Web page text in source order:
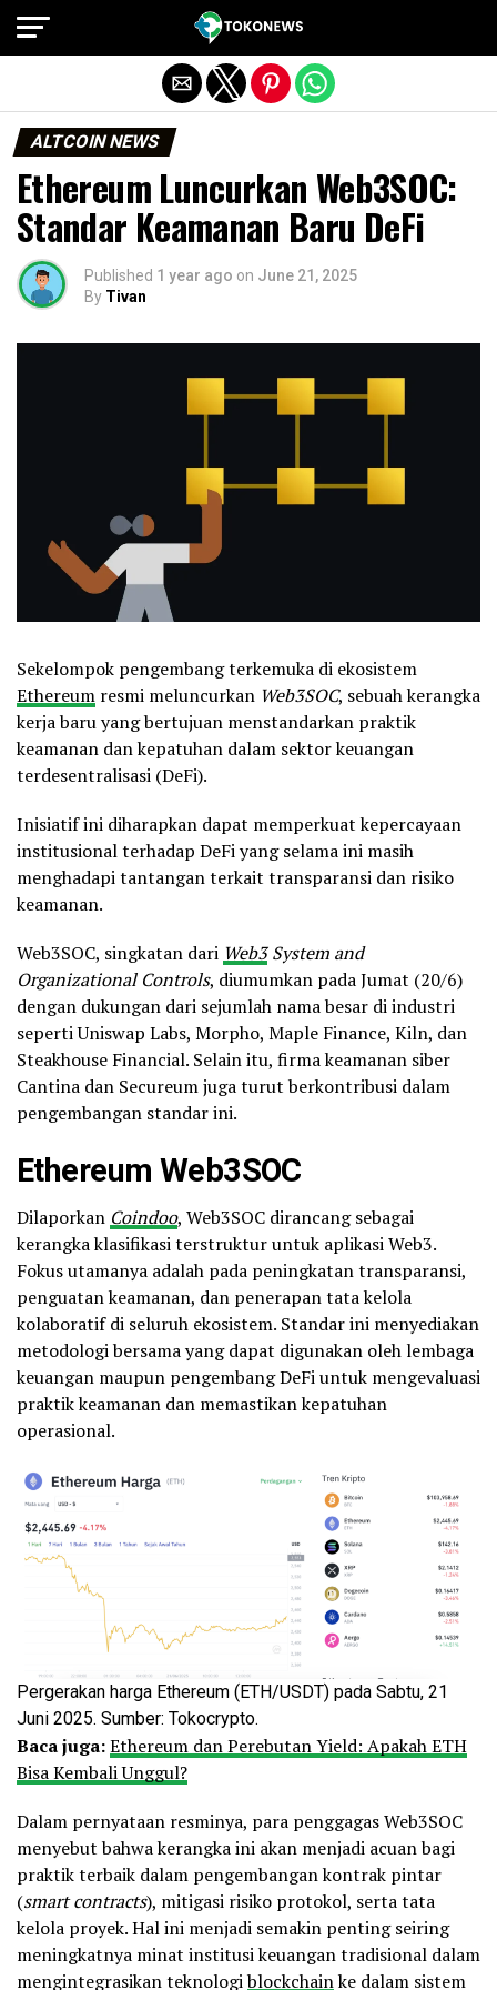
ALTCOIN NEWS
Ethereum Luncurkan Web3SOC:
Standar Keamanan Baru DeFi
Published 1 year ago on June 21, 2025
By Tivan
Sekelompok pengembang terkemuka di ekosistem
Ethereum resmi meluncurkan Web3SOC, sebuah kerangka
kerja baru yang bertujuan menstandarkan praktik
keamanan dan kepatuhan dalam sektor keuangan
terdesentralisasi (DeFi).
Inisiatif ini diharapkan dapat memperkuat kepercayaan
institusional terhadap DeFi yang selama ini masih
menghadapi tantangan terkait transparansi dan risiko
keamanan.
Web3SOC, singkatan dari Web3System and
Organizational Controls, diumumkan pada Jumat (20/6)
dengan dukungan dari sejumlah nama besar di industri
seperti Uniswap Labs, Morpho, Maple Finance, Kiln, dan
Steakhouse Financial. Selain itu, firma keamanan siber
Cantina dan Secureum juga turut berkontribusi dalam
pengembangan standar ini.
Ethereum Web3SOC
Dilaporkan Coindoo, Web3SOC dirancang sebagai
kerangka klasifikasi terstruktur untuk aplikasi Web3.
Fokus utamanya adalah pada peningkatan transparansi,
penguatan keamanan, dan penerapan tata kelola
kolaboratif di seluruh ekosistem. Standar ini menyediakan
metodologi bersama yang dapat digunakan oleh lembaga
keuangan maupun pengembang DeFi untuk mengevaluasi
praktik keamanan dan memastikan kepatuhan
operasional.
Pergerakan harga Ethereum (ETH/USDT) pada Sabtu, 21
Juni 2025. Sumber: Tokocrypto.
Baca juga:Ethereum dan Perebutan Yield: Apakah ETH
Bisa Kembali Unggul?
Dalam pernyataan resminya, para penggagas Web3SOC
menyebut bahwa kerangka ini akan menjadi acuan bagi
praktik terbaik dalam pengembangan kontrak pintar
(smart contracts), mitigasi risiko protokol, serta tata
kelola proyek. Hal ini menjadi semakin penting seiring
meningkatnya minat institusi keuangan tradisional dalam
mengintegrasikan teknologiblockchainke dalam sistem
Exit mobile version